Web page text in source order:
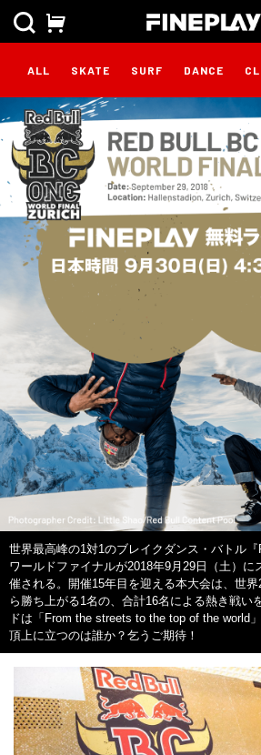
ALL SKATE SURF DANCE
世界最高峰の1対1のブレイクダンス・バトル
ワールドファイナルが2018年9月29日（土）に
催される。開催15年目を迎える本大会は、世
ら勝ち上がる1名の、合計16名による熱き戦い
ドは「From the streets to the top of the world
頂上に立つのは誰か？乞うご期待！